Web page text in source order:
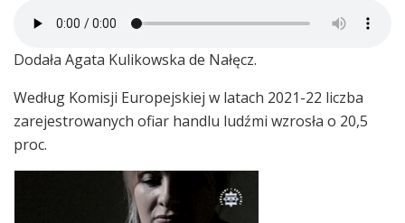
Dodała Agata Kulikowska de Nałęcz.
Według Komisji Europejskiej w latach 2021-22 liczba
zarejestrowanych ofiar handlu ludźmi wzrosła o 20,5
proc.